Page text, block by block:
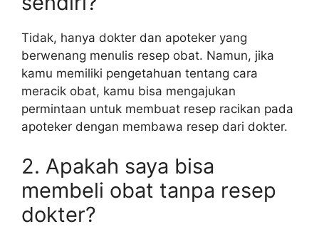
Tidak, hanya dokter dan apoteker yang
berwenang menulis resep obat. Namun, jika
kamu memiliki pengetahuan tentang cara
meracik obat, kamu bisa mengajukan
permintaan untuk membuat resep racikan pada
apoteker dengan membawa resep dari dokter.
2. Apakah saya bisa
membeli obat tanpa resep
dokter?